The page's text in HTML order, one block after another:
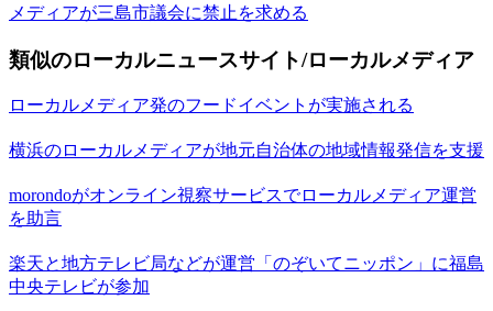
メディアが三島市議会に禁止を求める
類似のローカルニュースサイト/ローカルメディア
ローカルメディア発のフードイベントが実施される
横浜のローカルメディアが地元自治体の地域情報発信を支援
morondoがオンライン視察サービスでローカルメディア運営
を助言
楽天と地方テレビ局などが運営「のぞいてニッポン」に福島
中央テレビが参加